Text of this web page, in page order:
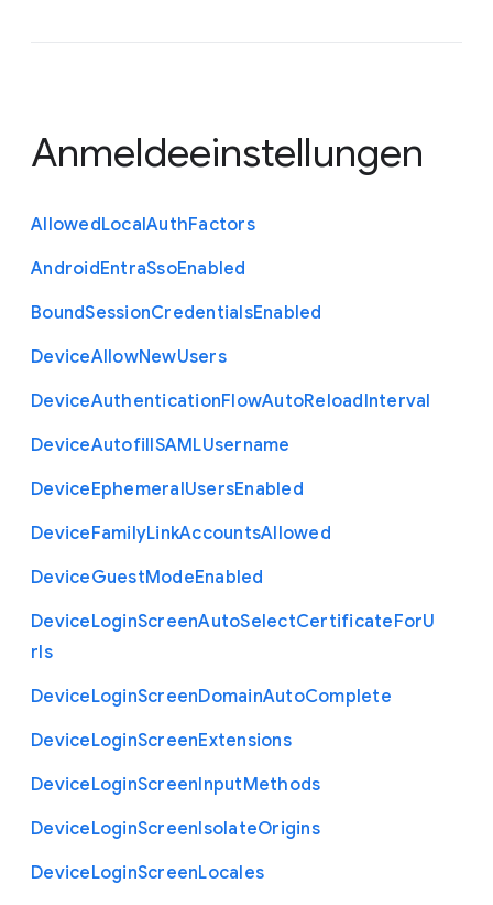
Anmeldeeinstellungen
AllowedLocalAuthFactors
AndroidEntraSsoEnabled
BoundSessionCredentialsEnabled
DeviceAllowNewUsers
DeviceAuthenticationFlowAutoReloadInterval
DeviceAutofillSAMLUsername
DeviceEphemeralUsersEnabled
DeviceFamilyLinkAccountsAllowed
DeviceGuestModeEnabled
DeviceLoginScreenAutoSelectCertificateForU
rls
DeviceLoginScreenDomainAutoComplete
DeviceLoginScreenExtensions
DeviceLoginScreenInputMethods
DeviceLoginScreenIsolateOrigins
DeviceLoginScreenLocales